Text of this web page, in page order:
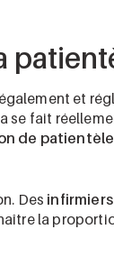
et
se fait
de
Des infirmiers
la